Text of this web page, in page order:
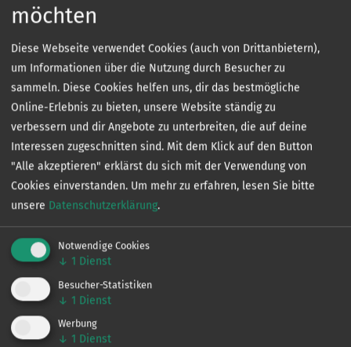
Kontakt
möchten
Diese Webseite verwendet Cookies (auch von Drittanbietern),
um Informationen über die Nutzung durch Besucher zu
sammeln. Diese Cookies helfen uns, dir das bestmögliche
Online-Erlebnis zu bieten, unsere Website ständig zu
verbessern und dir Angebote zu unterbreiten, die auf deine
Interessen zugeschnitten sind. Mit dem Klick auf den Button
"Alle akzeptieren" erklärst du sich mit der Verwendung von
Cookies einverstanden. Um mehr zu erfahren, lesen Sie bitte
unsere Datenschutzerklärung.
Notwendige Cookies
↓ 1 Dienst
Besucher-Statistiken
↓ 1 Dienst
Werbung
↓ 1 Dienst